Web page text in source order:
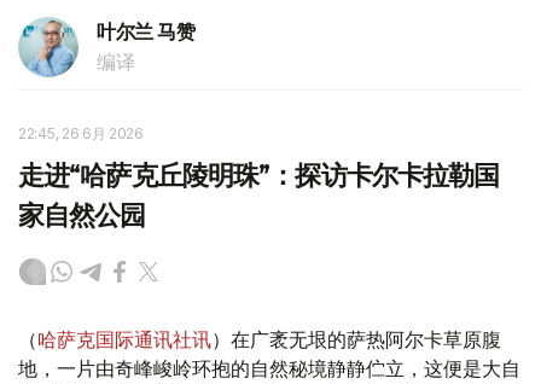
叶尔兰 马赞
编译
22:45, 26 6月 2026
走进“哈萨克丘陵明珠”：探访卡尔卡拉勒国
家自然公园
（哈萨克国际通讯社讯）在广袤无垠的萨热阿尔卡草原腹
地，一片由奇峰峻岭环抱的自然秘境静静伫立，这便是大自